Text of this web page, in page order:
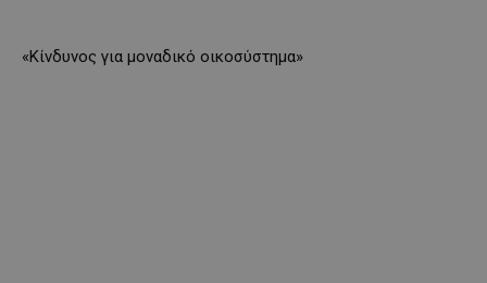
«Κίνδυνος για μοναδικό οικοσύστημα»